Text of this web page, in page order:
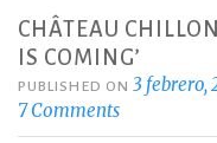
k
CHÂTEAU
IS COMING’
PUBLISHED ON 3 febrero,
7 Comments